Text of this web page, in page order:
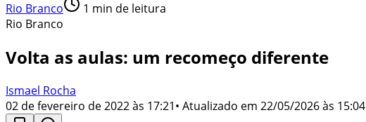
Rio Branco 1 min de leitura
Rio Branco
Volta as aulas: um recomeço diferente
Ismael Rocha
02 de fevereiro de 2022 às 17:21• Atualizado em 22/05/2026 às 15:04